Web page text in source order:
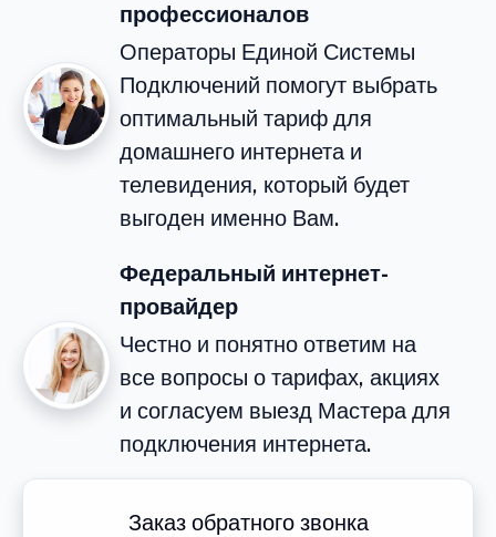
профессионалов
Операторы Единой Системы
Подключений помогут выбрать
оптимальный тариф для
домашнего интернета и
телевидения, который будет
выгоден именно Вам.
Федеральный интернет-
провайдер
Честно и понятно ответим на
все вопросы о тарифах, акциях
и согласуем выезд Мастера для
подключения интернета.
Заказ обратного звонка